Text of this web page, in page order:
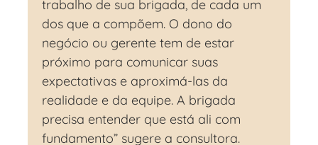
trabalho de sua brigada, de cada um
dos que a compõem. O dono do
negócio ou gerente tem de estar
próximo para comunicar suas
expectativas e aproximá-las da
realidade e da equipe. A brigada
precisa entender que está ali com
fundamento” sugere a consultora.